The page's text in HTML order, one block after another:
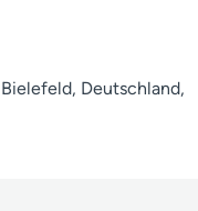
Deutschland,